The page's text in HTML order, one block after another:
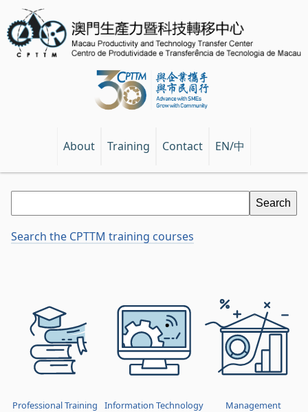
About Training Contact EN/中
Professional Training Information Technology Management
Search the CPTTM training courses